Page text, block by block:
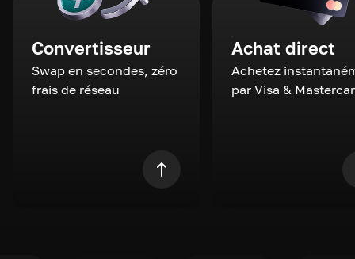
Convertisseur
Swap en secondes, zéro
frais de réseau
Achat direct
Achetez
par Visa &